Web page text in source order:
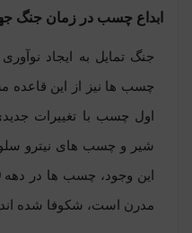
ابداع چسب در زمان جنگ
جنگ تمایل به ایجاد
چسب ها نیز از این قاعده
اول چسب با تغییرات
شیر و چسب های نیترو
مدرن است، شکوفا شده